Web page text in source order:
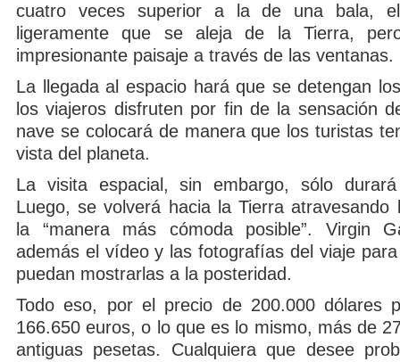
cuatro veces superior a la de una bala,
ligeramente que se aleja de la Tierra,
impresionante paisaje a través de las ventanas.
La llegada al espacio hará que se detengan
los viajeros disfruten por fin de la sensación
nave se colocará de manera que los turistas
vista del planeta.
La visita espacial, sin embargo, sólo
Luego, se volverá hacia la Tierra atravesando
la “manera más cómoda posible”. Virgin
además el vídeo y las fotografías del viaje
puedan mostrarlas a la posteridad.
Todo eso, por el precio de 200.000 dólares
166.650 euros, o lo que es lo mismo, más de
antiguas pesetas. Cualquiera que desee